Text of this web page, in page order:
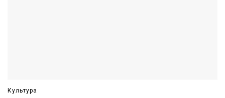
Культура